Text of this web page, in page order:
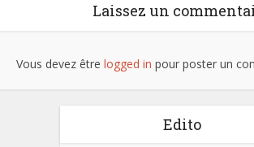
Laissez un
Vous devez être logged in pour poster un
Edito